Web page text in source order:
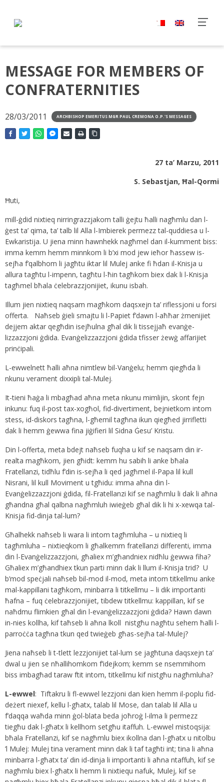
MESSAGE FOR MEMBERS OF
CONFRATERNITIES
28/03/2011 ARCHBISHOP EMERITUS MGR PAUL CREMONA O.P.'S MESSAGES
27 ta’ Marzu, 2011
S. Sebastjan, Ħal-Qormi
Ħuti,
mill-ġdid nixtieq nirringrazzjakom talli ġejtu ħalli nagħmlu dan l-
ġest ta’ qima, ta’ talb lil Alla l-Imbierek permezz tal-quddiesa u l-
Ewkaristija. U jiena minn hawnhekk nagħmel dan il-kumment biss:
imma kemm hemm minnkom li b’xi mod jew ieħor ħassew is-
sejħa f’qalbhom li jagħtu iktar lil Mulej anke fi ħdan il-Knisja u
allura tagħtu l-impenn, tagħtu l-ħin tagħkom biex dak li l-Knisja
tagħmel bħala ċelebrazzjonijiet, ikunu isbah.
Illum jien nixtieq naqsam magħkom daqsxejn ta’ riflessjoni u forsi
offerta. Naħseb ġieli smajtu li l-Papiet f’dawn l-aħħar żmenijiet
dejjem aktar qegħdin isejħulna għal dik li tissejjaħ evanġe-
lizzazzjoni ġdida. Evanġelizzazzjoni ġdida tfisser żewġ affarijiet
prinċipali.
L-ewwelnett ħalli aħna nimtlew bil-Vanġelu; hemm qiegħda li
nkunu verament dixxipli tal-Mulej.
It-tieni ħaġa li mbagħad aħna meta nkunu mimlijin, skont fejn
inkunu: fuq il-post tax-xogħol, fid-divertiment, bejnietkom intom
stess, id-diskors tagħna, l-għemil tagħna ikun qiegħed jirrifletti
dak li hemm ġewwa fina jiġifieri lil Sidna Ġesu’ Kristu.
Din l-offerta, meta bdejt naħseb fuqha u kif se naqsam din ir-
realta magħkom, jien għidt: kemm hu sabih li anke bħala
Fratellanzi, tidħlu f’din is-sejħa li qed jagħmel il-Papa lil kull
Nisrani, lil kull Moviment u tgħidu: imma aħna din l-
Evanġelizzazzjoni ġdida, fil-Fratellanzi kif se nagħmlu li dak li aħna
għandna għal qalbna nagħmluh iwieġeb għal dik li hi x-xewqa tal-
Knisja fid-dinja tal-lum?
Għalhekk naħseb li wara li intom tagħmluha – u nixtieq li
tagħmluha – nixtieqkom li għalkemm fratellanzi differenti, imma
din l-Evanġelizzazzjoni, għaliex m’għandniex nidħlu ġewwa fiha?
Għaliex m’għandhiex tkun parti minn dak li llum il-Knisja trid? U
b’mod speċjali naħseb bil-mod il-mod, meta intom titkellmu anke
mal-kappillani tagħkom, minbarra li titkellmu – li dik importanti
ħafna – fuq ċelebrazzjonijiet, tibdew titkellmu: kappillan, kif se
naħdmu flimkien għal din l-evanġelizzazzjoni ġdida? Hawn dawn
in-nies kollha, kif taħseb li aħna lkoll nistgħu nagħtu sehem ħalli l-
parroċċa tagħna tkun qed twieġeb għas-sejħa tal-Mulej?
Jiena naħseb li t-tlett lezzjonijiet tal-lum se jagħtuna daqsxejn ta’
dwal u jien se nħallihomkom f’idejkom; kemm se nsemmihom
biss imbagħad taraw ftit intom, titkellmu kif nistgħu nagħmluha?
L-ewwel: Tiftakru li fl-ewwel lezzjoni dan kien hemm il-poplu fid-
deżert niexef, kellu l-għatx, talab lil Mose, dan talab lil Alla u
f’daqqa waħda minn ġol-blata beda joħroġ l-ilma li permezz
tiegħu dak l-għatx li kellhom setgħu itaffuh. L-ewwel mistoqsija:
bħala Fratellanzi, kif se nagħmlu biex ikollna dan l-għatx u nitolbu
’l Mulej: Mulej tina verament minn dak li taf tagħti int; tina li aħna
minbarra l-għatx ta’ din id-dinja li importanti li aħna ntaffuh, kif se
nagħmlu biex l-għatx li hemm li nixtiequ nafuk, Mulej, kif se